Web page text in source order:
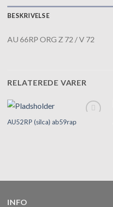
BESKRIVELSE
AU 66RP ORG Z 72 / V 72
RELATEREDE VARER
AU52RP (silca) ab59rap
INFO